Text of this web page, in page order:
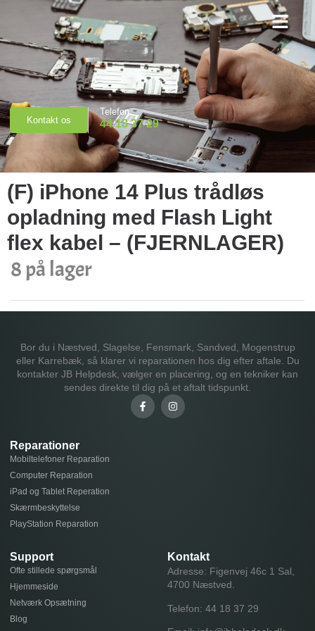
Kontakt os
Telefon
44 18 37 29
(F) iPhone 14 Plus trådløs
opladning med Flash Light
flex kabel – (FJERNLAGER)
8 på lager
Bor du i Næstved, Slagelse, Fensmark, Sandved, Mogenstrup
eller Karrebæk, så klarer vi reparationen hos dig efter aftale. Du
kontakter JB Helpdesk, vælger en placering, og en tekniker kan
sendes direkte til dig på et aftalt tidspunkt.
Reparationer
Mobiltelefoner Reparation
Computer Reparation
iPad og Tablet Reperation
Skærmbeskyttelse
PlayStation Reparation
Support
Ofte stillede spørgsmål
Hjemmeside
Netværk Opsætning
Blog
Kontakt
Adresse: Figenvej 46c 1 Sal,
4700 Næstved.
Telefon: 44 18 37 29